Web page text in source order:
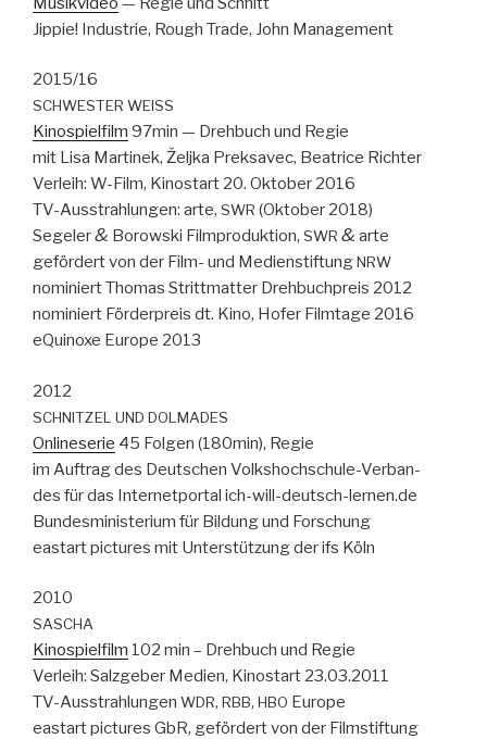
Jip­pie! Indus­trie, Rough Trade, John Man­age­ment
2015/16
SCHWESTER WEISS
Kinospielfilm 97min — Drehbuch und Regie
mit Lisa Mar­tinek, Želj­ka Prek­savec, Beat­rice Richter
Ver­leih: W-Film, Kinos­tart 20. Okto­ber 2016
TV-Ausstrahlun­gen: arte, SWR (Okto­ber 2018)
Segel­er& Borows­ki Film­pro­duk­tion, SWR & arte
gefördert von der Film- und Medi­en­s­tiftungNRW
nominiert Thomas Strittmat­ter Drehbuch­preis 2012
nominiert Förder­preis dt. Kino, Hofer Film­tage 2016
eQuinoxe Europe 2013
2012
SCHNITZEL UND DOLMADES
Onli­ne­serie 45 Fol­gen (180min), Regie
im Auf­trag des Deutschen Volk­shochschule-Ver­ban­
des für das Inter­net­por­tal ich-will-deutsch-lernen.de
Bun­desmin­is­teri­um für Bil­dung und Forschung
eas­t­art pic­tures mit Unter­stützung der ifs Köln
2010
SASCHA
Kinospielfilm 102 min – Drehbuch und Regie
Ver­leih: Salzge­ber Medi­en, Kinos­tart 23.03.2011
TV-Ausstrahlun­gen WDR, RBB, HBO Europe
eas­t­art pic­tures GbR, gefördert von der Film­s­tiftung